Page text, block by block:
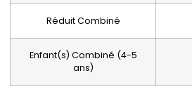
Réduit Combiné
Enfant(s) Combiné (4-5
ans)